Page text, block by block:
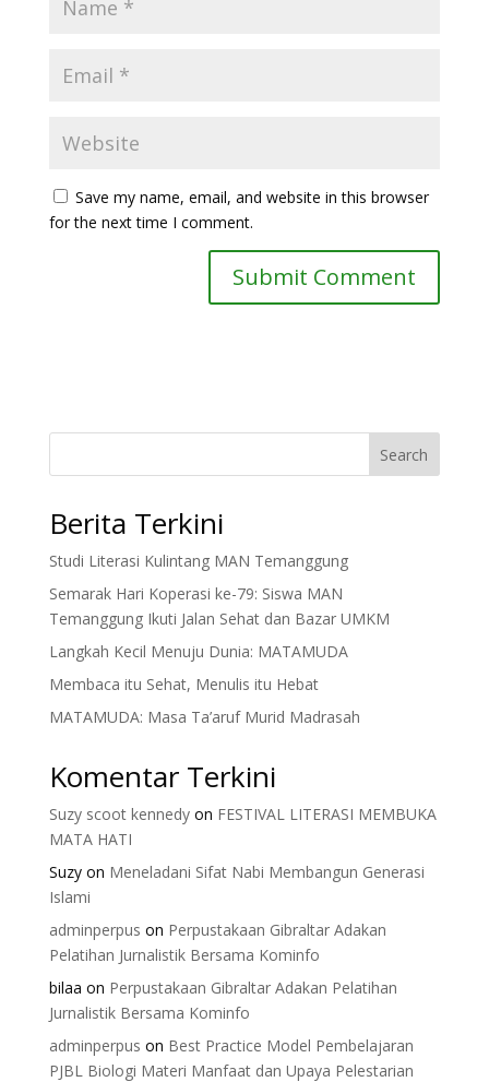
Save my name, email, and website in this browser
for the next time I comment.
Search
Berita Terkini
Studi Literasi Kulintang MAN Temanggung
Semarak Hari Koperasi ke-79: Siswa MAN
Temanggung Ikuti Jalan Sehat dan Bazar UMKM
Langkah Kecil Menuju Dunia: MATAMUDA
Membaca itu Sehat, Menulis itu Hebat
MATAMUDA: Masa Ta’aruf Murid Madrasah
Komentar Terkini
Suzy scoot kennedyon FESTIVAL LITERASI MEMBUKA
MATA HATI
Suzyon Meneladani Sifat Nabi Membangun Generasi
Islami
adminperpus on Perpustakaan Gibraltar Adakan
Pelatihan Jurnalistik Bersama Kominfo
bilaa on Perpustakaan Gibraltar Adakan Pelatihan
Jurnalistik Bersama Kominfo
adminperpus on Best Practice Model Pembelajaran
PJBL Biologi Materi Manfaat dan Upaya Pelestarian